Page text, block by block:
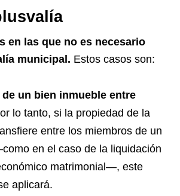
en las que no es necesario
municipal. Estos casos son:
un bien inmueble entre
lo tanto, si la propiedad de la
entre los miembros de un
en el caso de la liquidación
matrimonial—, este
aplicará.